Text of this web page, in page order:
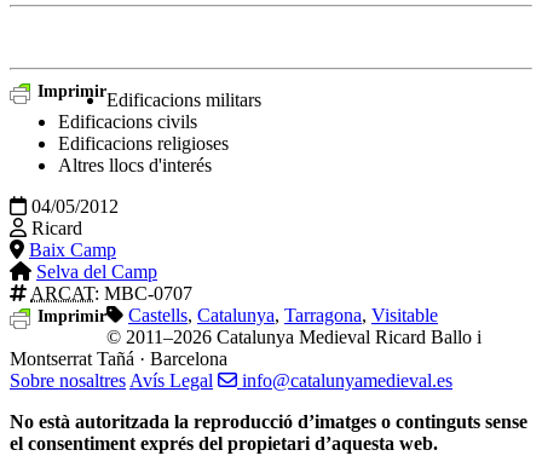
ImprimirEdificacions militars
Edificacions civils
Edificacions religioses
Altres llocs d'interés
04/05/2012
Ricard
Baix Camp
Selva del Camp
ARCAT: MBC-0707
Imprimir Castells, Catalunya, Tarragona, Visitable
© 2011–2026 Catalunya Medieval Ricard Ballo i
Montserrat Tañá · Barcelona
Sobre nosaltresAvís Legal
info@catalunyamedieval.es
No està autoritzada la reproducció d’imatges o continguts sense
el consentiment exprés del propietari d’aquesta web.